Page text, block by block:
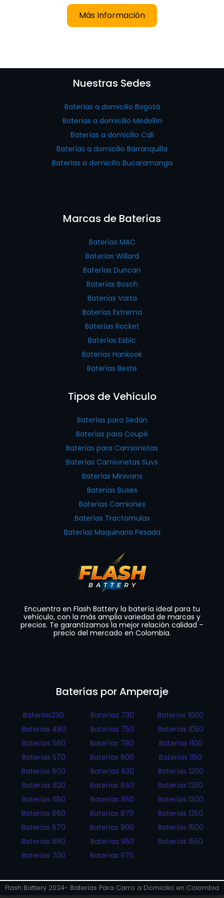
Más Información
Nuestras Sedes
Baterías a domicilio Bogotá
Baterías a domicilio Medellín
Baterías a domicilio Cali
Baterías a domicilio Barranquilla
Baterías a domicilio Bucaramanga
Marcas de Baterías
Baterías MAC
Baterías Willard
Baterías Duncan
Baterías Bosch
Baterías Varta
Baterías Extrema
Baterías Rocket
Baterías Esbic
Baterías Hankook
Baterías Beste
Tipos de Vehículo
Baterías para Sedán
Baterías para Coupé
Baterías para Camionetas
Baterías Camionetas Suvs
Baterías Minivans
Baterías Buses
Baterías Camiones
Baterías Tractomulas
Baterías Maquinaria Pesada
Encuentra en Flash Battery la batería ideal para tu
vehículo, con la más amplia variedad de marcas y
precios. Te garantizamos la mejor relación calidad –
precio del mercado en Colombia.
Baterías por Amperaje
Baterías330
Baterías 480
Baterías 560
Baterías 570
Baterías 600
Baterías 620
Baterías 650
Baterías 660
Baterías 670
Baterías 680
Baterías 700
Baterías 730
Baterías 750
Baterías 780
Baterías 800
Baterías 830
Baterías 840
Baterías 850
Baterías 870
Baterías 900
Baterías 950
Baterías 970
Baterías 1000
Baterías 1050
Baterías 1100
Baterías 1150
Baterías 1200
Baterías 1250
Baterías 1300
Baterías 1350
Baterías 1500
Baterías 1550
Flash Battery 2024- Baterías Para Carro a Domicilio en Colombia